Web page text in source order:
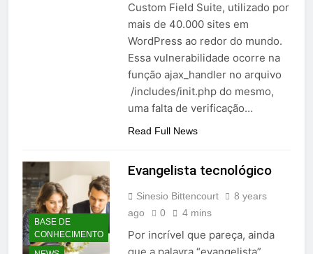
Custom Field Suite, utilizado por
mais de 40.000 sites em
WordPress ao redor do mundo.
Essa vulnerabilidade ocorre na
função ajax_handler no arquivo
/includes/init.php do mesmo,
uma falta de verificação…
Read Full News
BASE DE
CONHECIMENTO
Evangelista tecnológico
Sinesio Bittencourt
8 years
ago
0 4 mins
Por incrível que pareça, ainda